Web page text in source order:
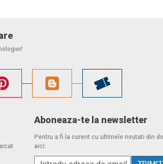
Aboneaza-te la newsletter
Pentru a fi la curent cu ultimele noutati din
aici: